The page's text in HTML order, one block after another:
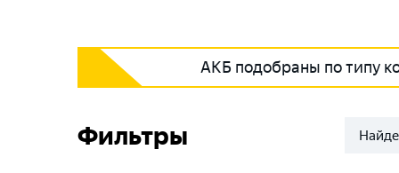
АКБ подобраны по типу
Фильтры